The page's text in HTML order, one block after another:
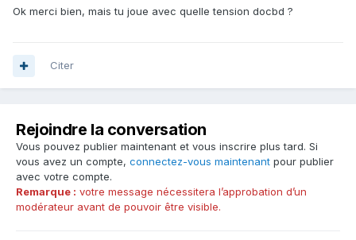
Ok merci bien, mais tu joue avec quelle tension docbd ?
Citer
Rejoindre la conversation
Vous pouvez publier maintenant et vous inscrire plus tard. Si
vous avez un compte, connectez-vous maintenant pour publier
avec votre compte.
Remarque : votre message nécessitera l’approbation d’un
modérateur avant de pouvoir être visible.